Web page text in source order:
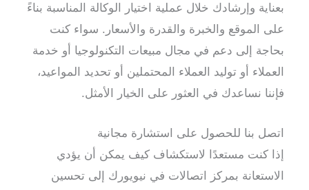
بعناية وإرشادك خلال عملية اختيار الوكالة المناسبة بناءً
على الموقع والخبرة والقدرة والأسعار. سواء كنت
بحاجة إلى دعم في مجال مبيعات التكنولوجيا أو خدمة
العملاء أو توليد العملاء المحتملين أو تحديد المواعيد،
فإننا نساعدك في العثور على الخيار الأمثل.
اتصل بنا للحصول على استشارة مجانية
إذا كنت مستعدًا لاستكشاف كيف يمكن أن يؤدي
الاستعانة بمركز اتصالات في نيويورك إلى تحسين